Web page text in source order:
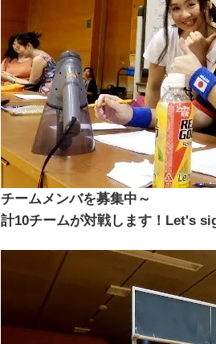
チームメンバを募集中～
計10チームが対戦します！Let's